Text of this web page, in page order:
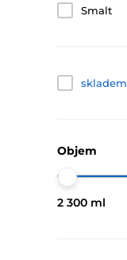
Smalt
skladem
Objem
2 300 ml